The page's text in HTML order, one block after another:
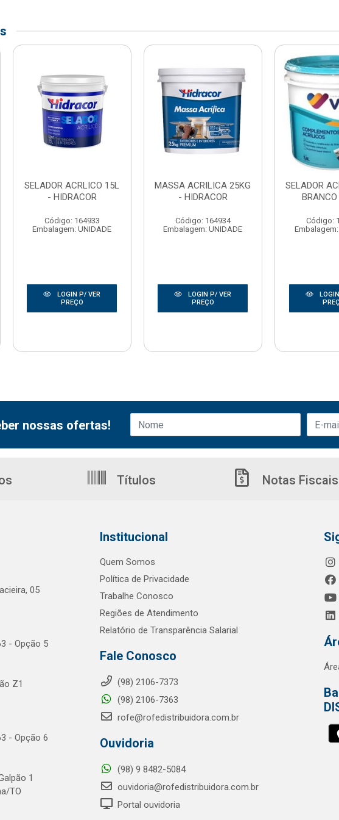
SELADOR ACRLICO 15L
- HIDRACOR
Código: 164933
Embalagem: UNIDADE
LOGIN P/ VER
PREÇO
MASSA ACRILICA 25KG
- HIDRACOR
Código: 164934
Embalagem: UNIDADE
LOGIN P/ VER
PREÇO
SELADOR
Código:
nossas ofertas!
Títulos Notas Fiscais
05
- Opção 5
Z1
- Opção 6
1
TO
Institucional
Quem Somos
Política de Privacidade
Trabalhe Conosco
Regiões de Atendimento
Relatório de Transparência Salarial
Fale Conosco
(98) 2106-7373
(98) 2106-7363
rofe@rofedistribuidora.com.br
Ouvidoria
(98) 9 8482-5084
ouvidoria@rofedistribuidora.com.br
Portal ouvidoria